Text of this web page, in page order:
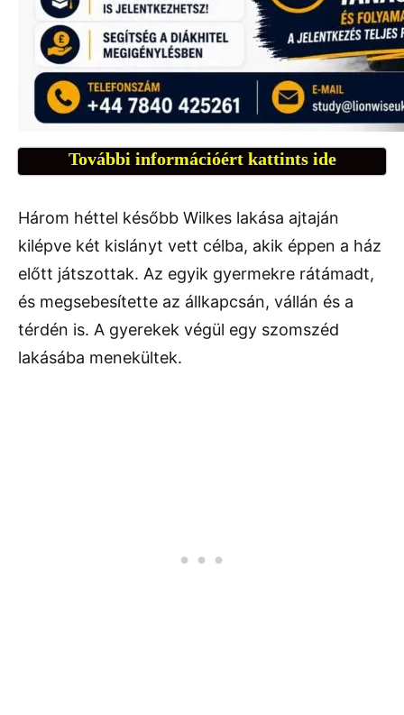
További információért kattints ide
Három héttel később Wilkes lakása ajtaján
kilépve két kislányt vett célba, akik éppen a ház
előtt játszottak. Az egyik gyermekre rátámadt,
és megsebesítette az állkapcsán, vállán és a
térdén is. A gyerekek végül egy szomszéd
lakásába menekültek.